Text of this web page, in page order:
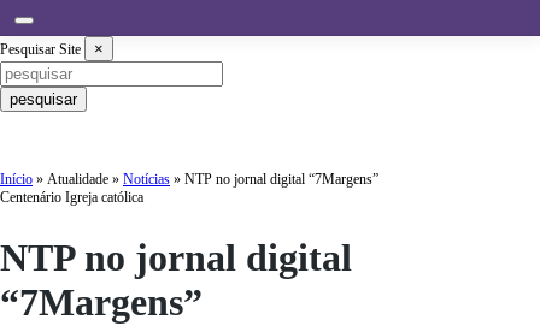
Pesquisar Site ×
Pesquisar
Site
Início » Atualidade » Notícias » NTP no jornal digital “7Margens”
Centenário Igreja católica
NTP no jornal digital
“7Margens”